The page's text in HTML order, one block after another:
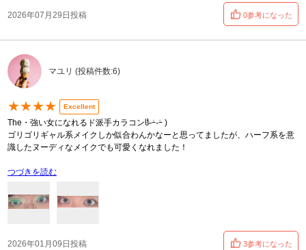
2026年07月29日投稿 0参考になった
マユリ (投稿件数:6)
★★★★ Excellent
The・強い女になれるド派手カラコンჱ̒˶ｰ̀֊ｰ́ )
ゴリゴリギャル系メイクしか似合わんかなーと思ってましたが、ハーフ系を意
識したヌーディなメイクでも可愛くなれました！
つづきを読む
2026年01月09日投稿 3参考になった